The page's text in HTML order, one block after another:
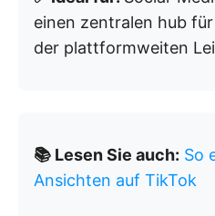
einen zentralen hub
der plattformweiten
📚 Lesen Sie auch: So
Ansichten auf TikTok